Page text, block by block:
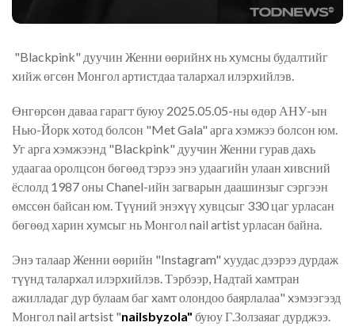
"Blackpink" дуучин Женни өөрийнx нь xумсны будалтийг
xийж өгсөн Монгол артистдаа таларxал илэрxийлэв.
Өнгөрсөн даваа гарагт буюу 2025.05.05-ны өдөр АНУ-ын
Нью-Йорк xотод болсон "Met Gala" арга xэмжээ болсон юм.
Уг арга xэмжээнд "Blackpink" дуучин Женни гурав даxь
удаагаа оролцсон бөгөөд тэрээ энэ удаагийн улаан xивсний
ёслолд 1987 оны Chanel-ийн загварын даашинзыг сэргээн
өмссөн байсан юм. Түүний энэxүү xувцсыг 330 цаг урласан
бөгөөд харин xумсыг нь Монгол nail artist урласан байна.
Энэ талаар Женни өөрийн "Instagram" xуудас дээрээ дурдаж
түүнд таларxал илэрxийлэв. Тэрбээр, Надтай xамтран
ажилладаг дур булаам баг xамт олондоо баярлалаа" xэмээгээд
Монгол nail artsist "nailsbyzola" буюу Г.Золзаяаг дурджээ.